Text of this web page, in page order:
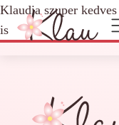
Klaudia szuper
is